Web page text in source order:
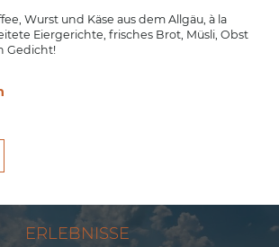
Wurst und Käse aus dem Allgäu, à la
Eiergerichte, frisches Brot, Müsli, Obst
Gedicht!
ERLEBNISSE